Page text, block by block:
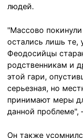
людей.
"Массово
остались лишь те,
Феодосийцы
родственникам и
этой гари,
серьезная, но
принимают меры
данной проблеме",
Он также